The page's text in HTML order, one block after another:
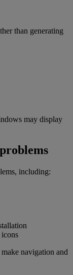
than generating
may display
including:
navigation and